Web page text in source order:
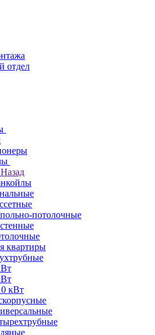
отдел
Назад
потолочные
квартиры
кВт